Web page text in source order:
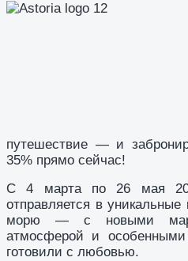
путешествие — и
35% прямо сейчас!
С 4 марта по 26 мая
отправляется в
морю — с новыми
атмосферой и
готовили с любовью.